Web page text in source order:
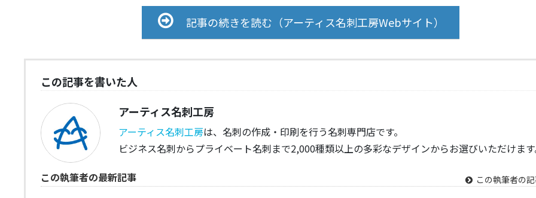
記事の続きを読む（アーティス名刺工房Webサイト）
この記事を書いた人
アーティス名刺工房
アーティス名刺工房は、名刺の作成・印刷を行う名刺専門店です。
ビジネス名刺からプライベート名刺まで2,000種類以上の多彩なデザインからお選びいただけます
この執筆者の最新記事
この執筆者の